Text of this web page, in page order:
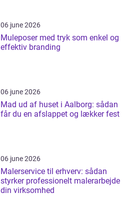
06 june 2026
Muleposer med tryk som enkel og
effektiv branding
06 june 2026
Mad ud af huset i Aalborg: sådan
får du en afslappet og lækker fest
06 june 2026
Malerservice til erhverv: sådan
styrker professionelt malerarbejde
din virksomhed